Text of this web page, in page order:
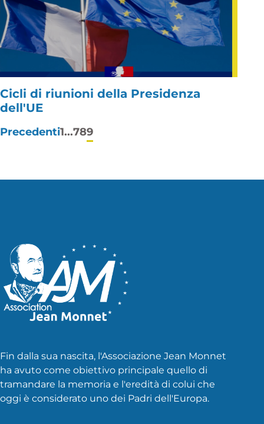
Cicli di riunioni della Presidenza
dell'UE
Paginazione
Precedenti1...789
Fin dalla sua nascita, l'Associazione Jean Monnet
ha avuto come obiettivo principale quello di
tramandare la memoria e l'eredità di colui che
oggi è considerato uno dei Padri dell'Europa.